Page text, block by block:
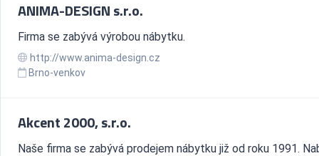
ANIMA-DESIGN s.r.o.
Firma se zabývá výrobou nábytku.
http://www.anima-design.cz
Brno-venkov
Akcent 2000, s.r.o.
Naše firma se zabývá prodejem nábytku již od roku 1991.